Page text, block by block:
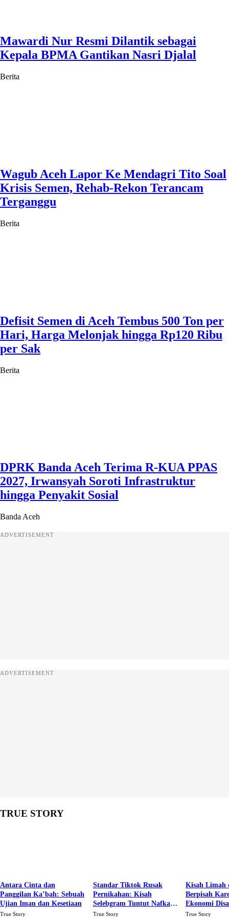
Mawardi Nur Resmi Dilantik sebagai
Kepala BPMA Gantikan Nasri Djalal
Berita
Wagub Aceh Lapor Ke Mendagri Tito Soal
Krisis Semen, Rehab-Rekon Terancam
Terganggu
Berita
Defisit Semen di Aceh Tembus 500 Ton per
Hari, Harga Melonjak hingga Rp120 Ribu
per Sak
Berita
DPRK Banda Aceh Terima R-KUA PPAS
2027, Irwansyah Soroti Infrastruktur
hingga Penyakit Sosial
Banda Aceh
ADVERTISEMENT
ADVERTISEMENT
TRUE STORY
Antara Cinta dan
Panggilan Ka’bah: Sebuah
Ujian Iman dan Kesetiaan
True Story
Standar Tiktok Rusak
Pernikahan: Kisah
Selebgram Tuntut Nafkah
Rp.15 Juta Perbulan
True Story
Kisah Limah
Berpisah
Ekonomi
Karena Cinta
True Story